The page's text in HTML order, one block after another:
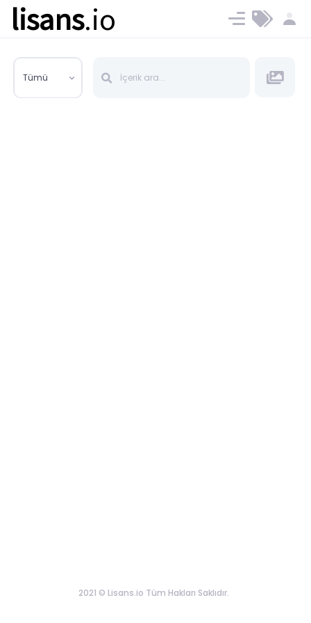
lisans.io Ücret ve Planlar
Tümü
2021 © Lisans.io Tüm Hakları Saklıdır.